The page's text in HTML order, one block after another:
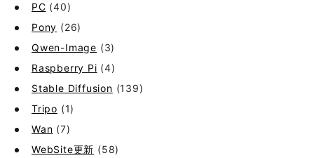
PC (40)
Pony (26)
Qwen-Image (3)
Raspberry Pi (4)
Stable Diffusion (139)
Tripo (1)
Wan (7)
WebSite更新 (58)